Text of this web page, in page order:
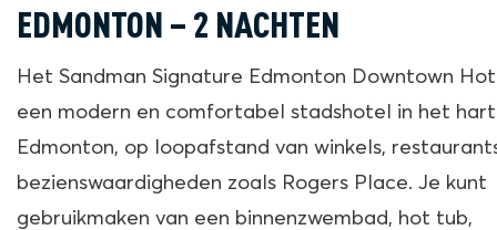
EDMONTON – 2 NACHTEN
Het Sandman Signature Edmonton Downtown
een modern en comfortabel stadshotel in het
Edmonton, op loopafstand van winkels,
bezienswaardigheden zoals Rogers Place. Je kunt
gebruikmaken van een binnenzwembad, hot tub,